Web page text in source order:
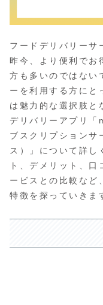
フードデリバリーサ
昨今、より便利でお
方も多いのではない
ーを利用する方にと
は魅力的な選択肢と
デリバリーアプリ「
ブスクリプション
ス）」について詳し
ト、デメリット、
ービスとの比較な
特徴を探っていきま